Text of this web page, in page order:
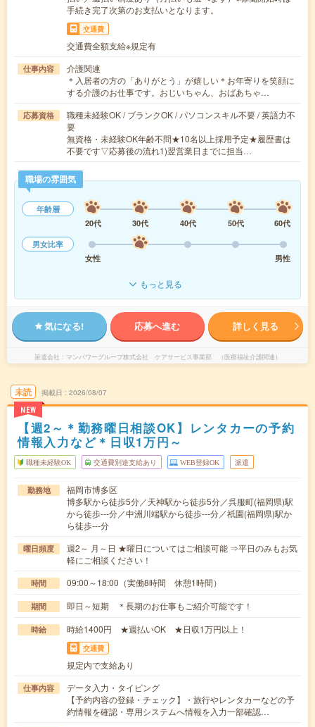
手続き完了次第のお支払いとなります。
交通費
交通費全額支給※規定有
仕事内容
介護関連
＊入居者の方の「ありがとう」が嬉しい＊お年寄りを笑顔に
する介護のお仕事です。おじいちゃん、おばあちゃ…
応募資格
職種未経験OK / ブランクOK / パソコンスキル不要 / 英語力不
要
無資格・未経験OK年齢不問★10名以上採用予定★履歴書は
不要です▽応募後の流れ1)翌営業日までに担当…
職場の雰囲気
年齢層
20代
30代 40代 50代
60代
男女比率
女性
男性
もっと見る
気になる! 応募へ進む 詳しく見る
派遣会社 マンパワーグループ株式会社 ケアサービス事業部 （医療福祉介護関連）
未読
NEW
掲載日 2026/08/07
【週2～＊勤務曜日相談OK】レンタカーの予約
情報入力など＊日収1万円～
職種未経験OK 交通費別途支給あり WEB登録OK 派遣
勤務地
福岡市博多区
博多駅から徒歩5分／天神駅から徒歩5分／呉服町(福岡県)駅
から徒歩---分／中洲川端駅から徒歩---分／祇園(福岡県)駅か
ら徒歩---分
曜日頻度
週2～ 月～日 ★曜日についてはご相談可能 ⇒平日のみもお気
軽にご相談ください！
時間 09:00～18:00（実働8時間 休憩1時間）
期間 即日～短期 ＊長期のお仕事もご紹介可能です！
時給 時給1400円 ★週払いOK ★日収1万円以上！
交通費
規定内で支給あり
仕事内容
データ入力・タイピング
【予約内容の登録・チェック】・旅行やレンタカーなどの予
約情報を確認・専用システムへ情報を入力一部確認…